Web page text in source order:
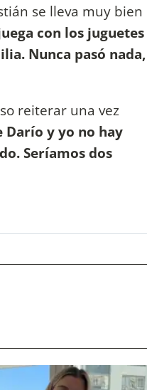
se lleva muy bien
con los juguetes
Nunca pasó nada,
reiterar una vez
Darío y yo no hay
Seríamos dos